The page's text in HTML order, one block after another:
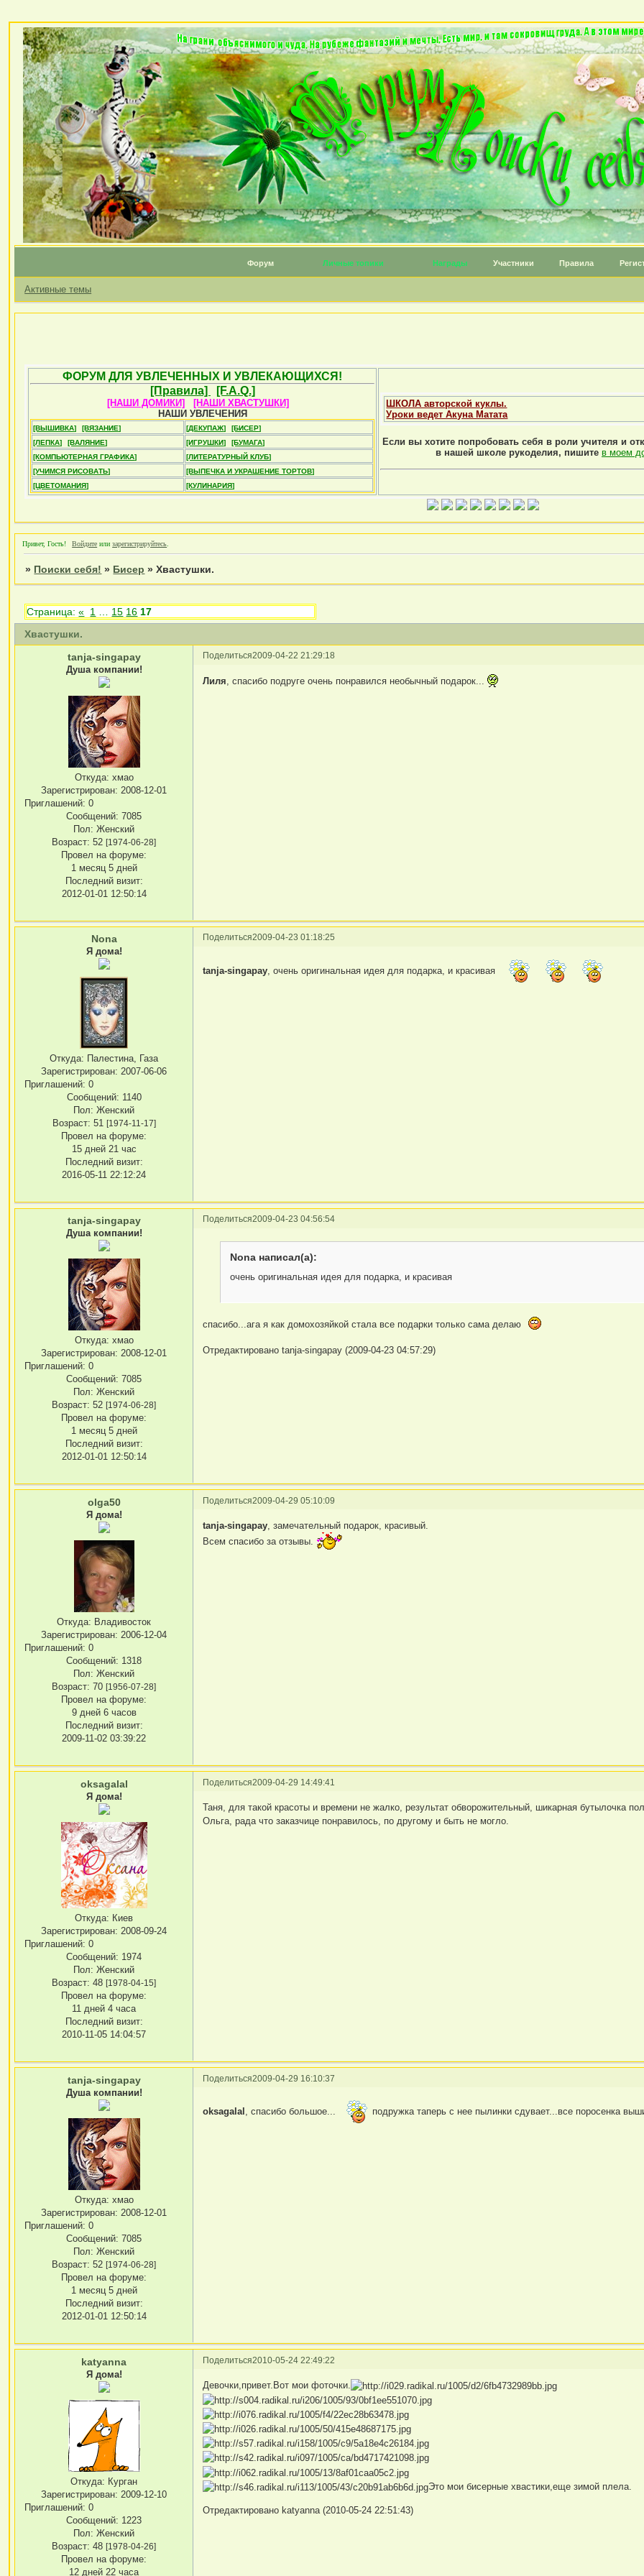
Форум Личные топики Награды Участники Правила
Активные темы
ФОРУМ ДЛЯ УВЛЕЧЕННЫХ И УВЛЕКАЮЩИХСЯ!
[Правила]
[F.A.Q.]
[НАШИ ДОМИКИ]
[НАШИ ХВАСТУШКИ]
НАШИ УВЛЕЧЕНИЯ
[ВЫШИВКА] [ВЯЗАНИЕ] [ДЕКУПАЖ]
[БИСЕР]
[ЛЕПКА]
[ВАЛЯНИЕ] [ИГРУШКИ]
[БУМАГА]
[КОМПЬЮТЕРНАЯ ГРАФИКА]
[ЛИТЕРАТУРНЫЙ КЛУБ]
[УЧИМСЯ РИСОВАТЬ]
[ВЫПЕЧКА И УКРАШЕНИЕ ТОРТОВ]
[ЦВЕТОМАНИЯ]
[КУЛИНАРИЯ]
ШКОЛА авторской куклы.
Уроки ведет Акуна Матата
Если вы хотите попробовать себя в роли учителя и
в нашей школе рукоделия, пишите в моем
Привет, Гость! Войдите илизарегистрируйтесь
» Поиски себя! » Бисер »Хвастушки.
Хвастушки.
Страница:« 1 15 16 17
Поделиться2009-04-22 21:29:18
tanja-singapay
Душа компании!
Откуда: хмао
Зарегистрирован: 2008-12-01
Приглашений: 0
Сообщений: 7085
Пол: Женский
Возраст: 52[1974-06-28]
Провел на форуме:
1 месяц 5 дней
Последний визит:
2012-01-01 12:50:14
Лиля , спасибо подруге очень понравился необычный подарок...
Поделиться2009-04-23 01:18:25
Nona
Я дома!
Откуда: Палестина, Газа
Зарегистрирован: 2007-06-06
Приглашений: 0
Сообщений: 1140
Пол: Женский
Возраст: 51 [1974-11-17]
Провел на форуме:
15 дней 21 час
Последний визит:
2016-05-11 22:12:24
tanja-singapay, очень оригинальная идея для подарка, и красивая
Поделиться2009-04-23 04:56:54
tanja-singapay
Душа компании!
Откуда: хмао
Зарегистрирован: 2008-12-01
Приглашений: 0
Сообщений: 7085
Пол: Женский
Возраст: 52[1974-06-28]
Провел на форуме:
1 месяц 5 дней
Последний визит:
2012-01-01 12:50:14
Nona написал(а):
очень оригинальная идея для подарка, и красивая
спасибо...ага я как домохозяйкой стала все подарки только сама делаю
Отредактировано tanja-singapay (2009-04-23 04:57:29)
Поделиться2009-04-29 05:10:09
olga50
Я дома!
Откуда: Владивосток
Зарегистрирован: 2006-12-04
Приглашений: 0
Сообщений: 1318
Пол: Женский
Возраст: 70[1956-07-28]
Провел на форуме:
9 дней 6 часов
Последний визит:
2009-11-02 03:39:22
tanja-singapay, замечательный подарок, красивый.
Всем спасибо за отзывы.
Поделиться2009-04-29 14:49:41
oksagalal
Я дома!
Откуда: Киев
Зарегистрирован: 2008-09-24
Приглашений: 0
Сообщений: 1974
Пол: Женский
Возраст: 48[1978-04-15]
Провел на форуме:
11 дней 4 часа
Последний визит:
2010-11-05 14:04:57
Таня, для такой красоты и времени не жалко, результат обворожительный, шикарная бутылочка
Ольга, рада что заказчице понравилось, по другому и быть не могло.
Поделиться2009-04-29 16:10:37
tanja-singapay
Душа компании!
Откуда: хмао
Зарегистрирован: 2008-12-01
Приглашений: 0
Сообщений: 7085
Пол: Женский
Возраст: 52[1974-06-28]
Провел на форуме:
1 месяц 5 дней
Последний визит:
2012-01-01 12:50:14
oksagalal , спасибо большое... подружка таперь с нее пылинки сдувает...все поросенка
Поделиться2010-05-24 22:49:22
katyanna
Я дома!
Откуда: Курган
Зарегистрирован: 2009-12-10
Приглашений: 0
Сообщений: 1223
Пол: Женский
Возраст: 48[1978-04-26]
Провел на форуме:
12 дней 22 часа
Девочки,привет.Вот мои фоточки.
Это мои бисерные хвастики,еще зимой плела.
Отредактировано katyanna (2010-05-24 22:51:43)